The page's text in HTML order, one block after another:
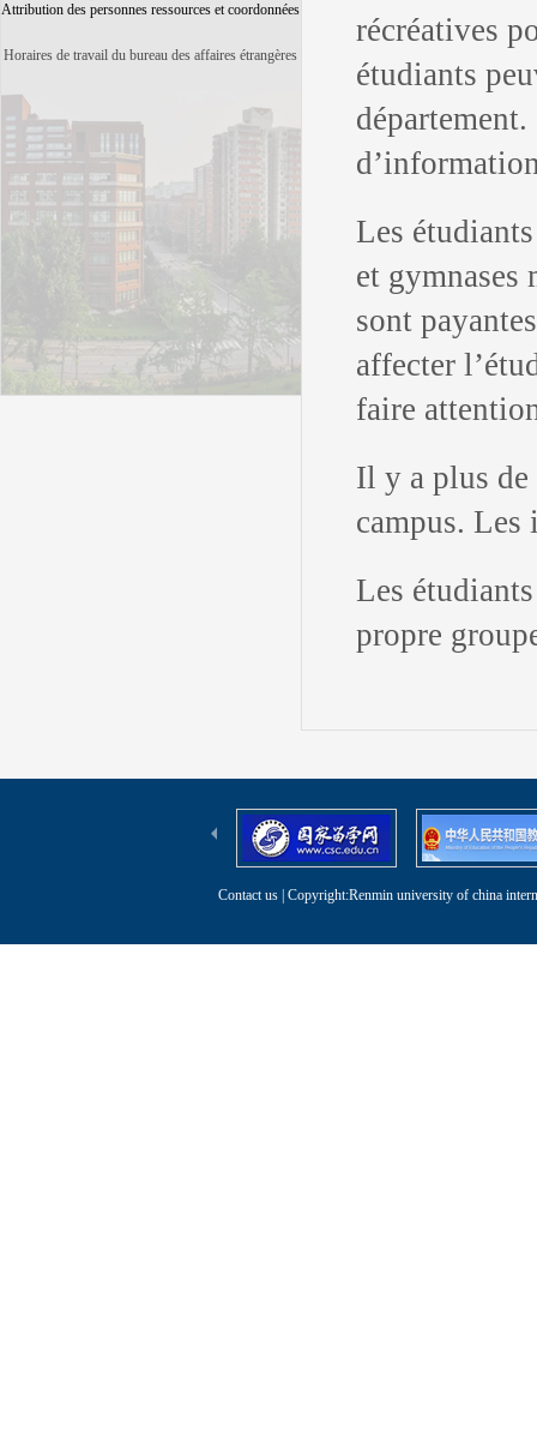
Attribution des personnes ressources et coordonnées
Horaires de travail du bureau des affaires étrangères
récréatives
étudiants
Les
et gymnases
sont
affecter
faire
Il y a plus de
campus. Les
Les
propre
Contact us | Copyright:Renmin university of china